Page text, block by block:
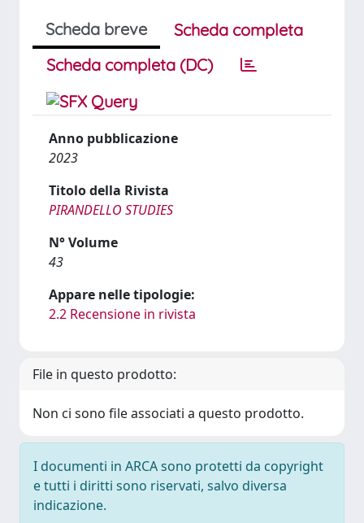
Scheda breve
Scheda completa
Scheda completa (DC)
Anno pubblicazione
2023
Titolo della Rivista
PIRANDELLO STUDIES
N° Volume
43
Appare nelle tipologie:
2.2 Recensione in rivista
File in questo prodotto:
Non ci sono file associati a questo prodotto.
I documenti in ARCA sono protetti da copyright
e tutti i diritti sono riservati, salvo diversa
indicazione.